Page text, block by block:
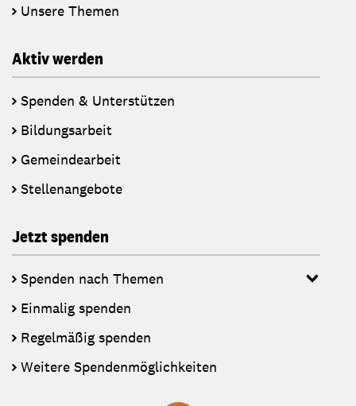
Unsere Themen
Aktiv werden
Spenden & Unterstützen
Bildungsarbeit
Gemeindearbeit
Stellenangebote
Jetzt spenden
Spenden nach Themen
Einmalig spenden
Regelmäßig spenden
Weitere Spendenmöglichkeiten